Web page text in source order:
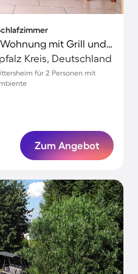
Kinderfreundliche tolle Wohnung mit Grill und Terrasse | Naturblick | Haustiere sind willkommen
Kreis, Deutschland
für 2 Personen mit
Zum Angebot